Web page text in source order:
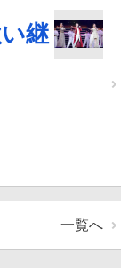
継
一覧へ